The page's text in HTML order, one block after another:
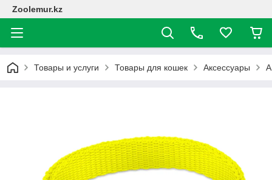
Zoolemur.kz
Товары и услуги Товары для кошек Аксессуары